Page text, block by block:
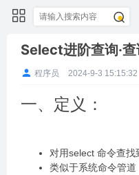
Select进阶查询·
程序员 2024-9-3 15:15:32
一、定义：
对用select 命令查找
类似于系统命令